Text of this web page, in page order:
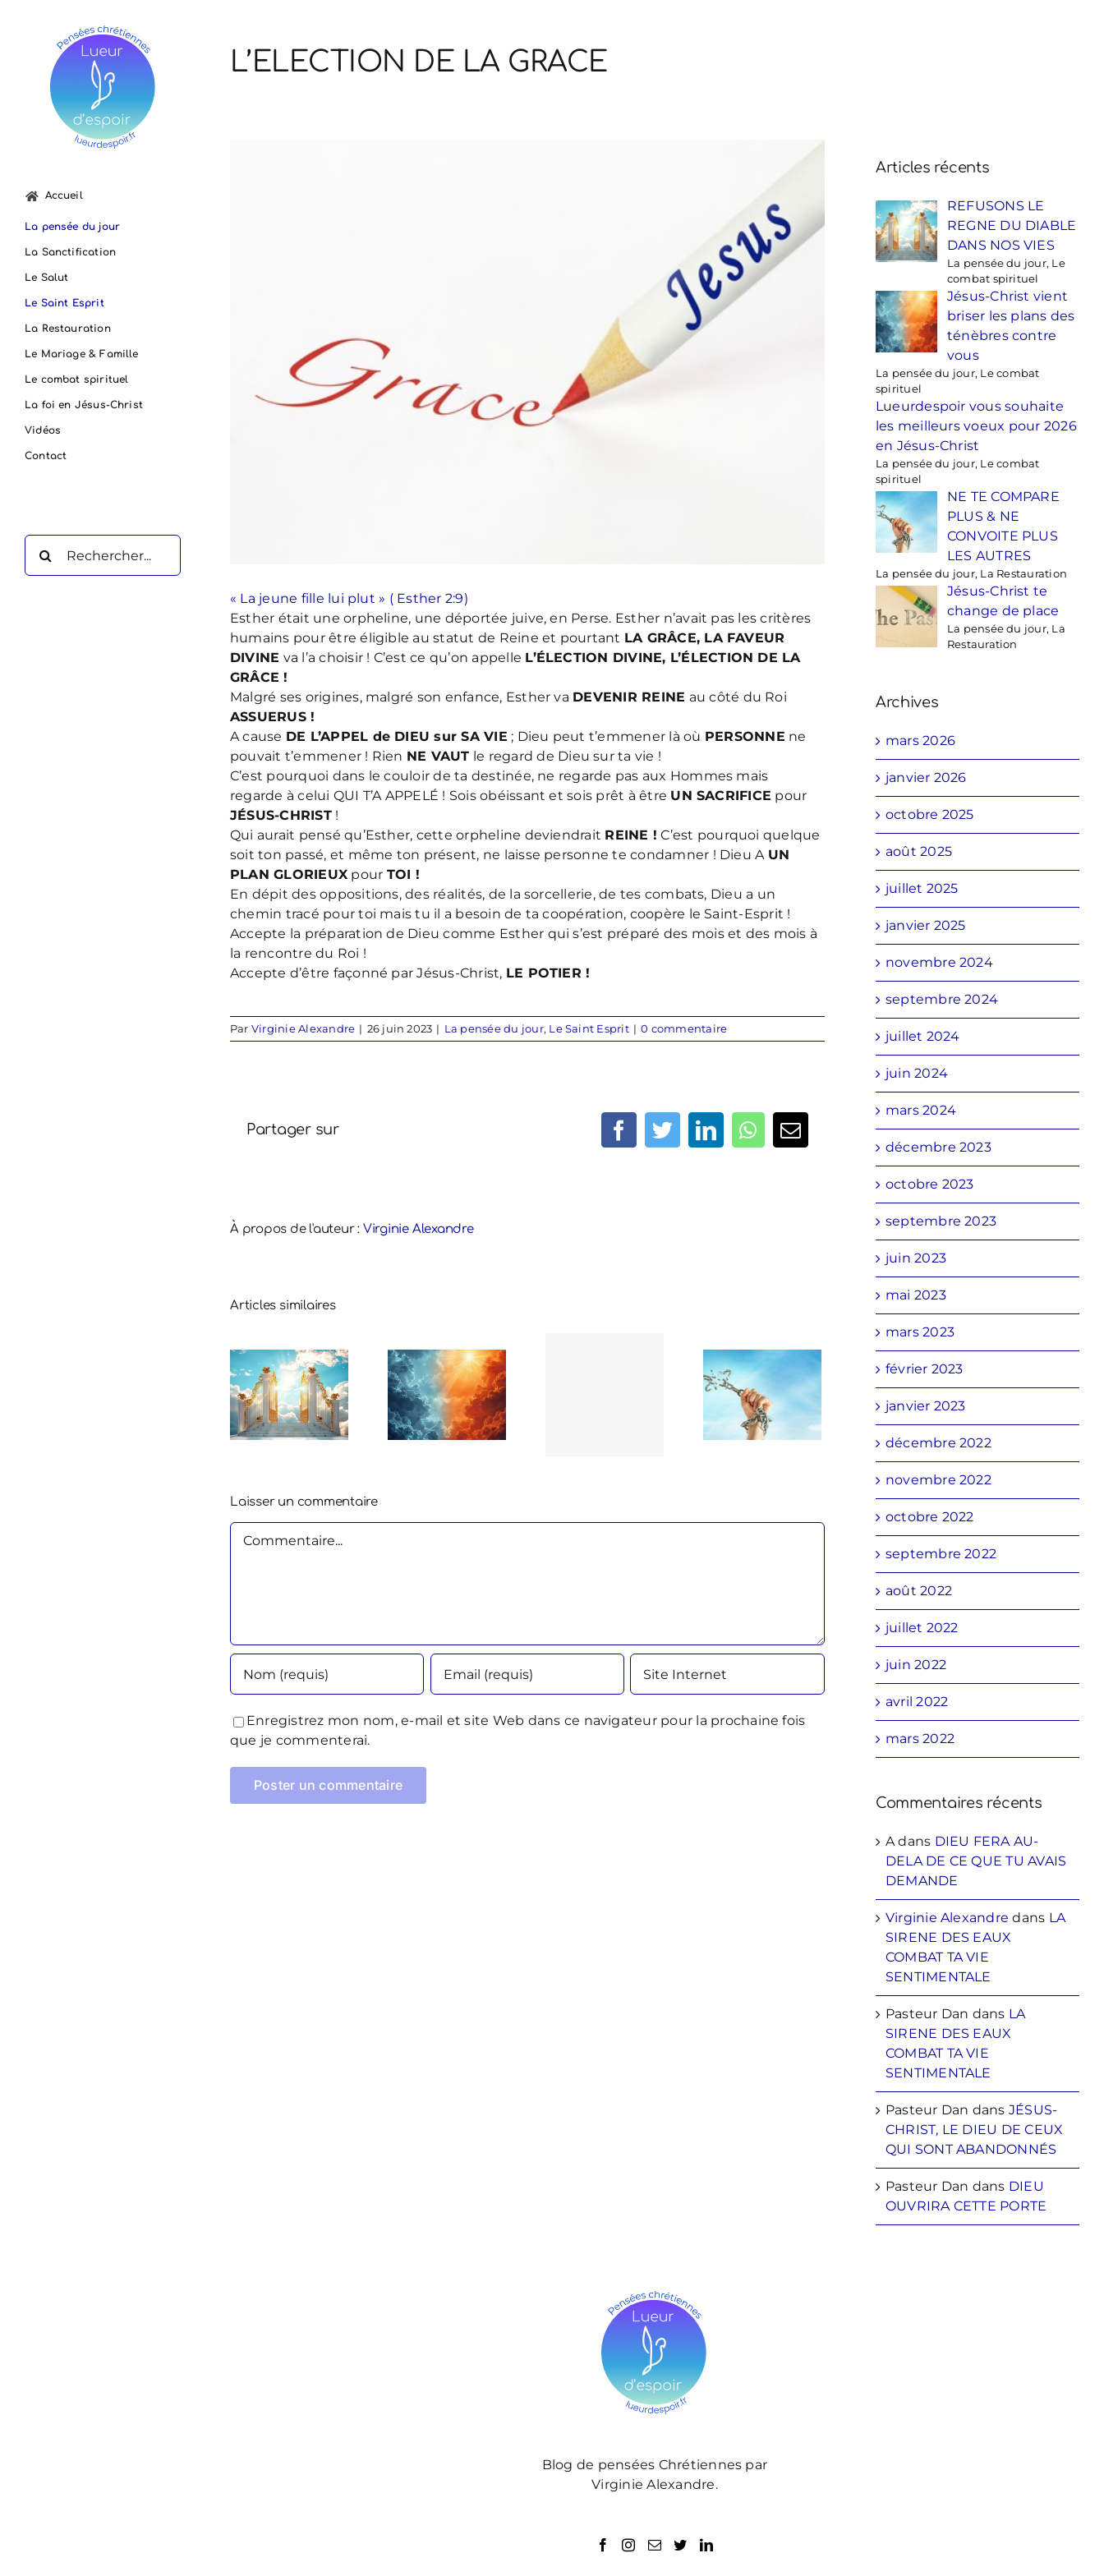
contenu
Accueil
La pensée du jour
La Sanctification
Le Salut
Le Saint Esprit
La Restauration
Le Mariage & Famille
Le combat spirituel
La foi en Jésus-Christ
Vidéos
Contact
Rechercher:
L’ELECTION DE LA GRACE
« La jeune fille lui plut » ( Esther 2:9)
Esther était une orpheline, une déportée juive, en Perse. Esther n’avait pas les critères
humains pour être éligible au statut de Reine et pourtant LA GRÂCE, LA FAVEUR
DIVINE va l’a choisir ! C’est ce qu’on appelle L’ÉLECTION DIVINE, L’ÉLECTION DE LA
GRÂCE !
Malgré ses origines, malgré son enfance, Esther va DEVENIR REINE au côté du Roi
ASSUERUS !
A cause DE L’APPEL de DIEU sur SA VIE ; Dieu peut t’emmener là où PERSONNE ne
pouvait t’emmener ! Rien NE VAUT le regard de Dieu sur ta vie !
C’est pourquoi dans le couloir de ta destinée, ne regarde pas aux Hommes mais
regarde à celui QUI T’A APPELÉ ! Sois obéissant et sois prêt à être UN SACRIFICE pour
JÉSUS-CHRIST!
Qui aurait pensé qu’Esther, cette orpheline deviendrait REINE ! C’est pourquoi quelque
soit ton passé, et même ton présent, ne laisse personne te condamner ! Dieu A UN
PLAN GLORIEUX pour TOI !
En dépit des oppositions, des réalités, de la sorcellerie, de tes combats, Dieu a un
chemin tracé pour toi mais tu il a besoin de ta coopération, coopère le Saint-Esprit !
Accepte la préparation de Dieu comme Esther qui s’est préparé des mois et des mois à
la rencontre du Roi !
Accepte d’être façonné par Jésus-Christ, LE POTIER !
Par Virginie Alexandre | 26 juin 2023 | La pensée du jour, Le Saint Esprit | 0 commentaire
Partager sur Facebook
TwitterLinkedInWhatsApp
Email
À propos de l'auteur : Virginie Alexandre
Articles similaires
Laisser un commentaire
Commentaire
Enregistrez mon nom, e-mail et site Web dans ce navigateur pour la prochaine fois
que je commenterai.
Articles récents
REFUSONS LE
REGNE DU DIABLE
DANS NOS VIES
La pensée du jour, Le
combat spirituel
Jésus-Christ vient
briser les plans des
ténèbres contre
vous
La pensée du jour, Le combat
spirituel
Lueurdespoir vous souhaite
les meilleurs voeux pour 2026
en Jésus-Christ
La pensée du jour, Le combat
spirituel
NE TE COMPARE
PLUS & NE
CONVOITE PLUS
LES AUTRES
La pensée du jour, La Restauration
Jésus-Christ te
change de place
La pensée du jour, La
Restauration
Archives
mars 2026
janvier 2026
octobre 2025
août 2025
juillet 2025
janvier 2025
novembre 2024
septembre 2024
juillet 2024
juin 2024
mars 2024
décembre 2023
octobre 2023
septembre 2023
juin 2023
mai 2023
mars 2023
février 2023
janvier 2023
décembre 2022
novembre 2022
octobre 2022
septembre 2022
août 2022
juillet 2022
juin 2022
avril 2022
mars 2022
Commentaires récents
A dans DIEU FERA AU-
DELA DE CE QUE TU AVAIS
DEMANDE
Virginie Alexandre dans LA
SIRENE DES EAUX
COMBAT TA VIE
SENTIMENTALE
Pasteur Dan dans LA
SIRENE DES EAUX
COMBAT TA VIE
SENTIMENTALE
Pasteur Dan dans JÉSUS-
CHRIST, LE DIEU DE CEUX
QUI SONT ABANDONNÉS
Pasteur Dan dans DIEU
OUVRIRA CETTE PORTE
Blog de pensées Chrétiennes par
Virginie Alexandre.